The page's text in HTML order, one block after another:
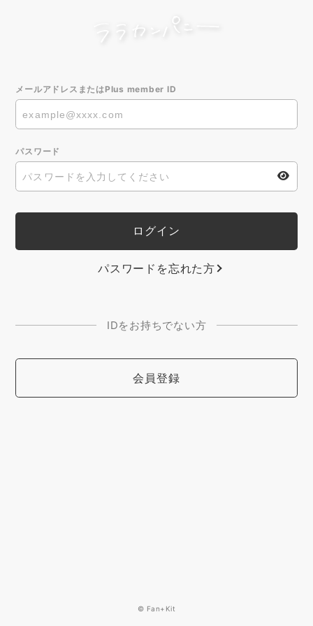
メールアドレスまたはPlus member ID
パスワード
パスワードを忘れた方
IDをお持ちでない方
会員登録
© Fan+Kit